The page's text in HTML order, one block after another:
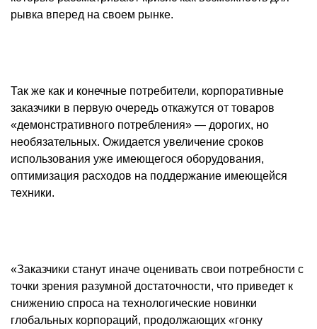
рывка вперед на своем рынке.
Так же как и конечные потребители, корпоративные
заказчики в первую очередь откажутся от товаров
«демонстративного потребления» — дорогих, но
необязательных. Ожидается увеличение сроков
использования уже имеющегося оборудования,
оптимизация расходов на поддержание имеющейся
техники.
«Заказчики станут иначе оценивать свои потребности с
точки зрения разумной достаточности, что приведет к
снижению спроса на технологические новинки
глобальных корпораций, продолжающих «гонку